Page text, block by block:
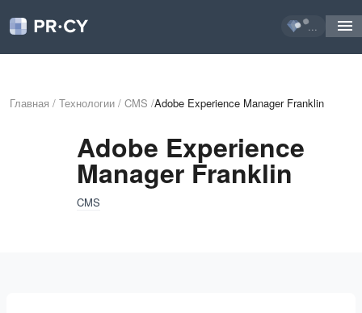
...
Главная / Технологии / CMS /Adobe Experience Manager Franklin
Adobe Experience
Manager Franklin
CMS